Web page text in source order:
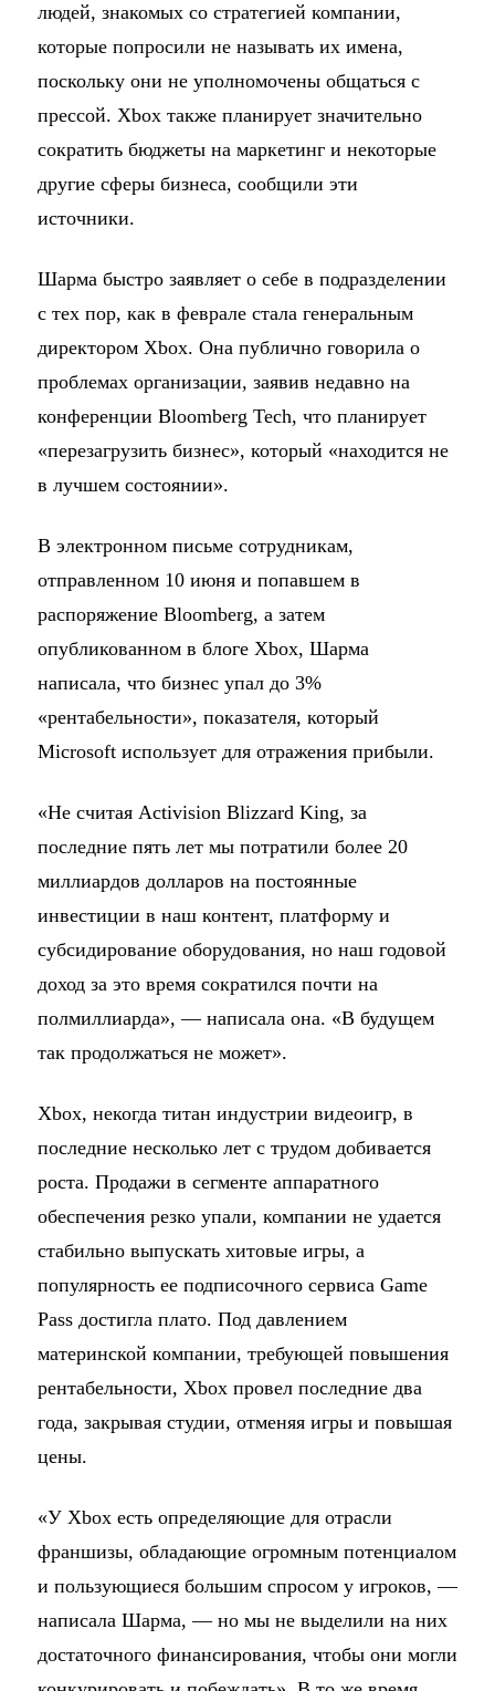
людей, знакомых со стратегией компании,
которые попросили не называть их имена,
поскольку они не уполномочены общаться с
прессой. Xbox также планирует значительно
сократить бюджеты на маркетинг и некоторые
другие сферы бизнеса, сообщили эти
источники.
Шарма быстро заявляет о себе в подразделении
с тех пор, как в феврале стала генеральным
директором Xbox. Она публично говорила о
проблемах организации, заявив недавно на
конференции Bloomberg Tech, что планирует
«перезагрузить бизнес», который «находится не
в лучшем состоянии».
В электронном письме сотрудникам,
отправленном 10 июня и попавшем в
распоряжение Bloomberg, а затем
опубликованном в блоге Xbox, Шарма
написала, что бизнес упал до 3%
«рентабельности», показателя, который
Microsoft использует для отражения прибыли.
«Не считая Activision Blizzard King, за
последние пять лет мы потратили более 20
миллиардов долларов на постоянные
инвестиции в наш контент, платформу и
субсидирование оборудования, но наш годовой
доход за это время сократился почти на
полмиллиарда», — написала она. «В будущем
так продолжаться не может».
Xbox, некогда титан индустрии видеоигр, в
последние несколько лет с трудом добивается
роста. Продажи в сегменте аппаратного
обеспечения резко упали, компании не удается
стабильно выпускать хитовые игры, а
популярность ее подписочного сервиса Game
Pass достигла плато. Под давлением
материнской компании, требующей повышения
рентабельности, Xbox провел последние два
года, закрывая студии, отменяя игры и повышая
цены.
«У Xbox есть определяющие для отрасли
франшизы, обладающие огромным потенциалом
и пользующиеся большим спросом у игроков, —
написала Шарма, — но мы не выделили на них
достаточного финансирования, чтобы они могли